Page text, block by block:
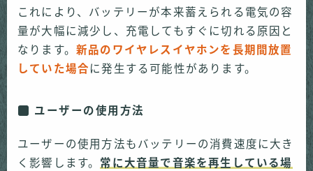
これにより、バッテリーが本来蓄えられる電気の容
量が大幅に減少し、充電してもすぐに切れる原因と
なります。 新品のワイヤレスイヤホンを長期間放置
していた場合 に発生する可能性があります。
ユーザーの使用方法
ユーザーの使用方法もバッテリーの消費速度に大き
く影響します。 常に大音量で音楽を再生している場